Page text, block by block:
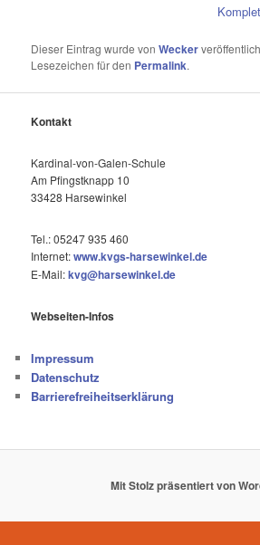
Dieser Eintrag wurde vonWecker
Lesezeichen für den Permalink.
Kontakt
Kardinal-von-Galen-Schule
Am Pfingstknapp 10
33428 Harsewinkel
Tel.: 05247 935 460
Internet:www.kvgs-harsewinkel.de
E-Mail:kvg@harsewinkel.de
Webseiten-Infos
Impressum
Datenschutz
Barrierefreiheitserklärung
Mit Stolz präsentiert von